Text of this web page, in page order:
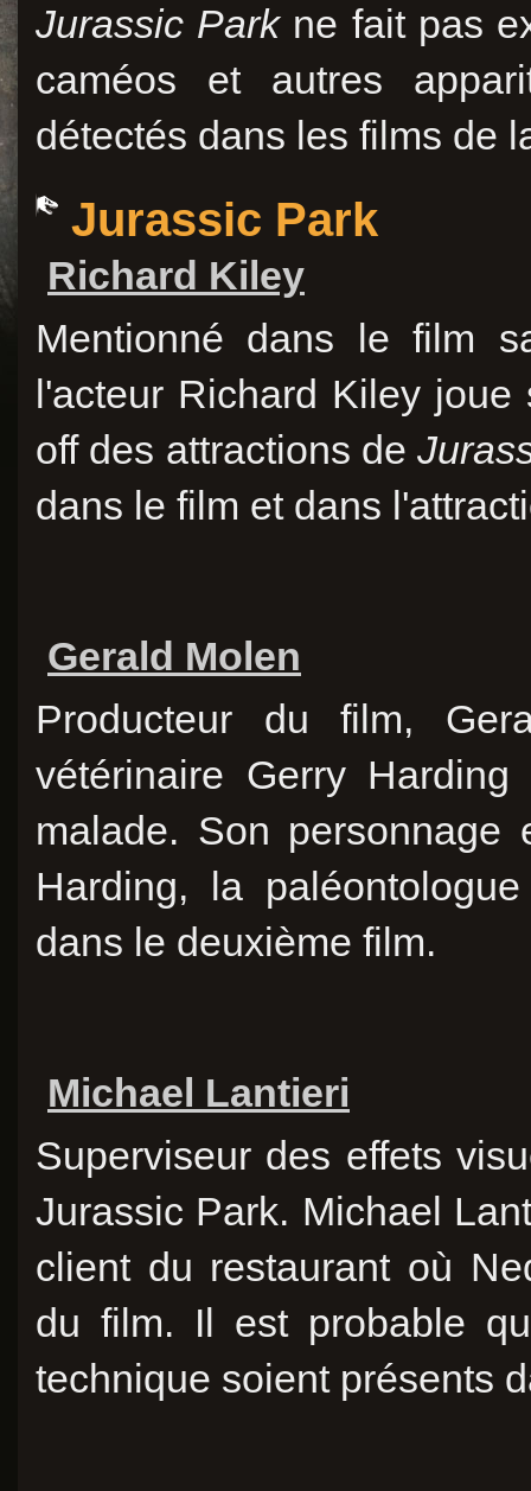
Jurassic Parkne fait pas
caméos et autres
détectés dans les films de
Jurassic Park
Richard Kiley
Mentionné dans le film
l'acteur Richard Kiley
off des attractions de
dans le film et dans
Gerald Molen
Producteur du film,
vétérinaire Gerry
malade. Son
Harding, la
dans le deuxième film.
Michael Lantieri
Superviseur des effets
Jurassic Park. Michael
client du restaurant où
du film. Il est probable
technique soient présents